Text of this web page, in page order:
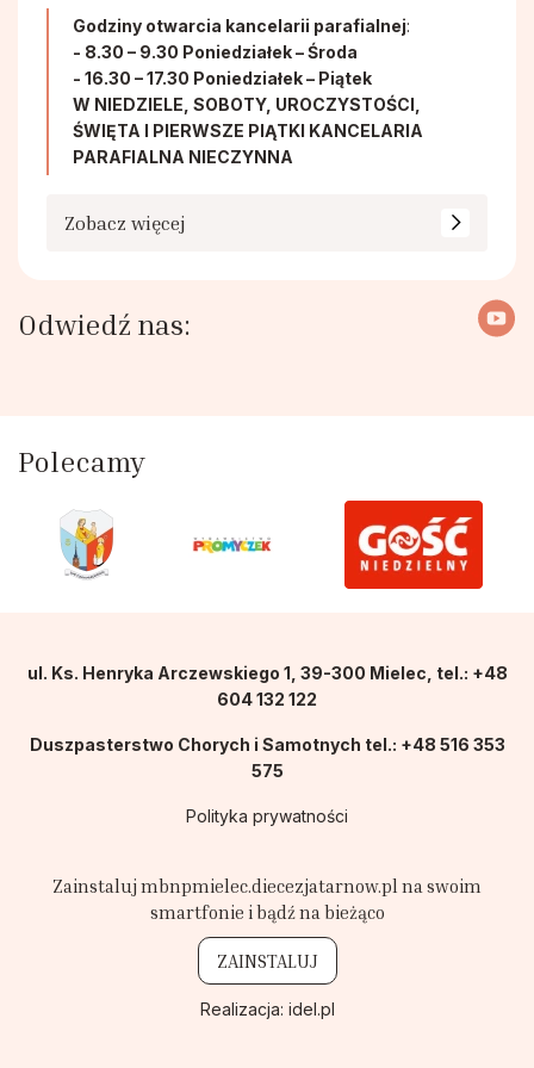
Godziny otwarcia kancelarii parafialnej:
- 8.30 – 9.30 Poniedziałek – Środa
- 16.30 – 17.30 Poniedziałek – Piątek
W NIEDZIELE, SOBOTY, UROCZYSTOŚCI,
ŚWIĘTA I PIERWSZE PIĄTKI KANCELARIA
PARAFIALNA NIECZYNNA
Zobacz więcej
Odwiedź nas:
Polecamy
ul. Ks. Henryka Arczewskiego 1, 39-300 Mielec, tel.: +48
604 132 122
Duszpasterstwo Chorych i Samotnych tel.: +48 516 353
575
Polityka prywatności
Zainstaluj mbnpmielec.diecezjatarnow.pl na swoim
smartfonie i bądź na bieżąco
ZAINSTALUJ
Realizacja: idel.pl